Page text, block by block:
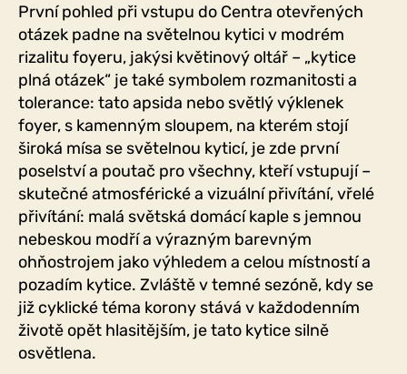
První pohled při vstupu do Centra otevřených
otázek padne na světelnou kytici v modrém
rizalitu foyeru, jakýsi květinový oltář – „kytice
plná otázek“ je také symbolem rozmanitosti a
tolerance: tato apsida nebo světlý výklenek
foyer, s kamenným sloupem, na kterém stojí
široká mísa se světelnou kyticí, je zde první
poselství a poutač pro všechny, kteří vstupují –
skutečné atmosférické a vizuální přivítání, vřelé
přivítání: malá světská domácí kaple s jemnou
nebeskou modří a výrazným barevným
ohňostrojem jako výhledem a celou místností a
pozadím kytice. Zvláště v temné sezóně, kdy se
již cyklické téma korony stává v každodenním
životě opět hlasitějším, je tato kytice silně
osvětlena.